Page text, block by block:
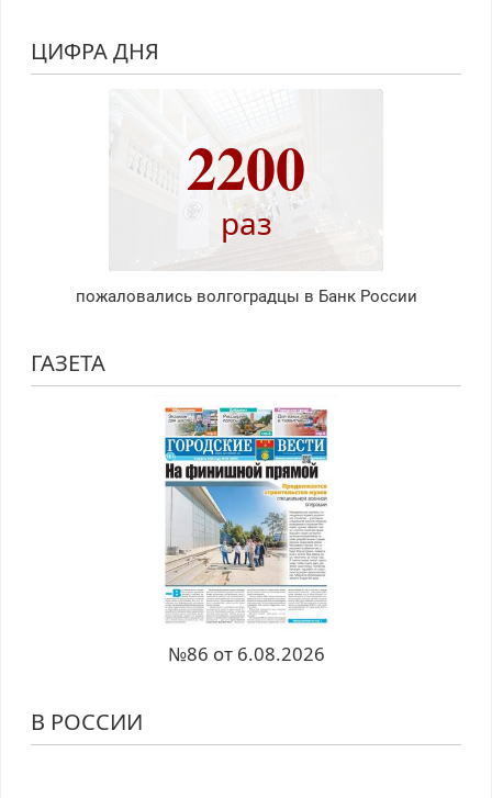
ЦИФРА ДНЯ
2200
раз
пожаловались волгоградцы в Банк России
ГАЗЕТА
№86 от 6.08.2026
В РОССИИ